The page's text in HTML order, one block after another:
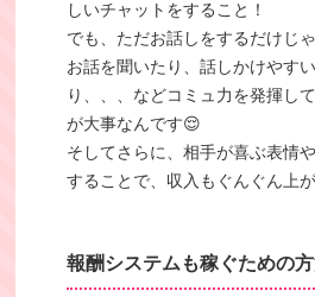
しいチャットをすること！
でも、ただお話しをするだけじ
お話を聞いたり、話しかけやす
り、、、などコミュ力を発揮し
が大事なんです😌
そしてさらに、相手が喜ぶ表情
することで、収入もぐんぐん上
報酬システムも稼ぐための方